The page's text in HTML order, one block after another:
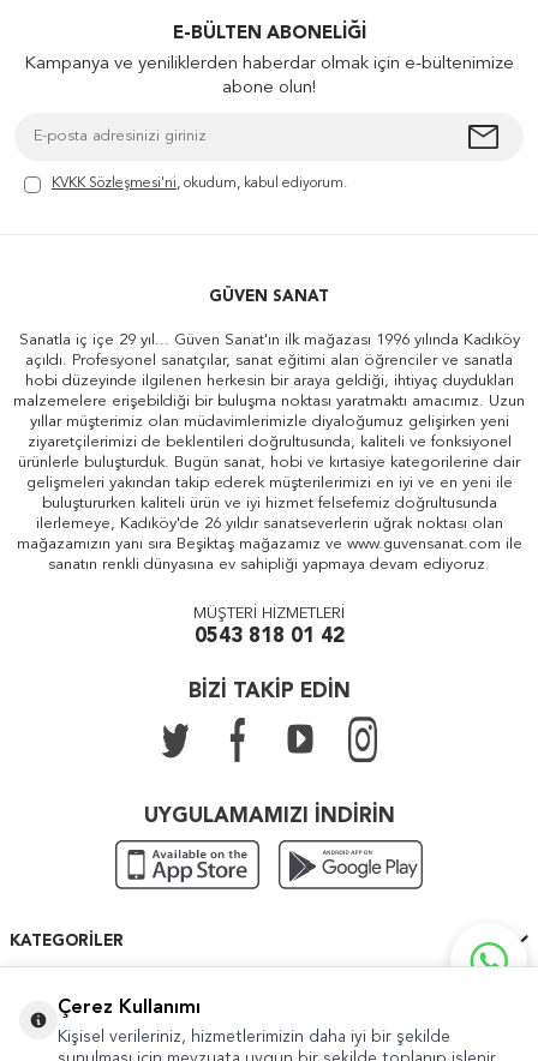
E-BÜLTEN ABONELIĞI
Kampanya ve yeniliklerden haberdar olmak için e-bültenimize
abone olun!
KVKK Sözleşmesi'ni, okudum, kabul ediyorum.
GÜVEN SANAT
Sanatla iç içe 29 yıl... Güven Sanat'ın ilk mağazası 1996 yılında Kadıköy
açıldı. Profesyonel sanatçılar, sanat eğitimi alan öğrenciler ve sanatla
hobi düzeyinde ilgilenen herkesin bir araya geldiği, ihtiyaç duydukları
malzemelere erişebildiği bir buluşma noktası yaratmaktı amacımız. Uzun
yıllar müşterimiz olan müdavimlerimizle diyaloğumuz gelişirken yeni
ziyaretçilerimizi de beklentileri doğrultusunda, kaliteli ve fonksiyonel
ürünlerle buluşturduk. Bugün sanat, hobi ve kırtasiye kategorilerine dair
gelişmeleri yakından takip ederek müşterilerimizi en iyi ve en yeni ile
buluştururken kaliteli ürün ve iyi hizmet felsefemiz doğrultusunda
ilerlemeye, Kadıköy'de 26 yıldır sanatseverlerin uğrak noktası olan
mağazamızın yanı sıra Beşiktaş mağazamız ve www.guvensanat.com ile
sanatın renkli dünyasına ev sahipliği yapmaya devam ediyoruz.
MÜŞTERİ HİZMETLERİ
0543 818 01 42
BİZİ TAKİP EDİN
UYGULAMAMIZI İNDİRİN
KATEGORILER
HIZLI ERIŞIM
Çerez Kullanımı
Kişisel verileriniz, hizmetlerimizin daha iyi bir şekilde